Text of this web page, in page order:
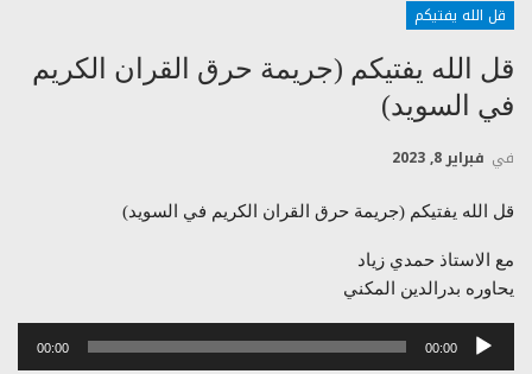
قل الله يفتيكم
قل الله يفتيكم (جريمة حرق القران الكريم
في السويد)
في فبراير 8, 2023
قل الله يفتيكم (جريمة حرق القران الكريم في السويد)
مع الاستاذ حمدي زياد
يحاوره بدرالدين المكني
مشغل
00:00
00:00